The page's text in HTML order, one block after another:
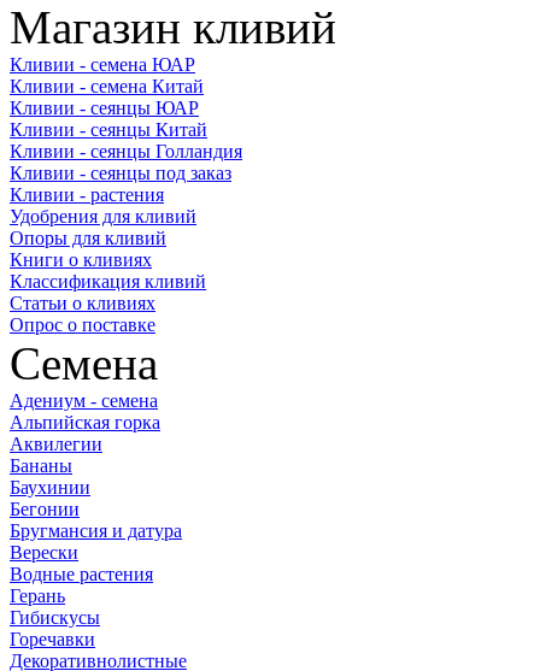
Магазин кливий
Кливии - семена ЮАР
Кливии - семена Китай
Кливии - сеянцы ЮАР
Кливии - сеянцы Китай
Кливии - сеянцы Голландия
Кливии - сеянцы под заказ
Кливии - растения
Удобрения для кливий
Опоры для кливий
Книги о кливиях
Классификация кливий
Статьи о кливиях
Опрос о поставке
Семена
Адениум - семена
Альпийская горка
Аквилегии
Бананы
Баухинии
Бегонии
Бругмансия и датура
Верески
Водные растения
Герань
Гибискусы
Горечавки
Декоративнолистные